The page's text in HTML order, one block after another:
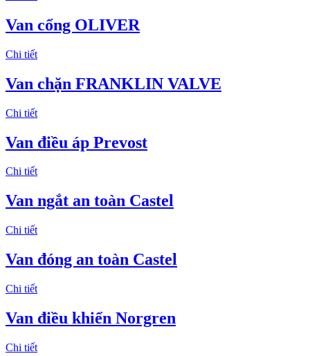
Van cổng OLIVER
Chi tiết
Van chặn FRANKLIN VALVE
Chi tiết
Van điều áp Prevost
Chi tiết
Van ngắt an toàn Castel
Chi tiết
Van đóng an toàn Castel
Chi tiết
Van điều khiển Norgren
Chi tiết